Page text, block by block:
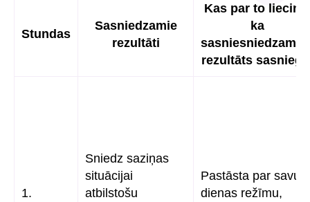
Stundas
Sasniedzamie
rezultāti
Kas par to liecina,
ka
rezultāts
1.
Sniedz saziņas
situācijai
atbilstošu
Pastāsta par savu
dienas režīmu,